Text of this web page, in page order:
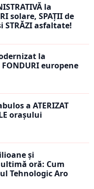
la
solare, SPAȚII de
STRĂZI asfaltate!
la
europene
a ATERIZAT
orașului
și
ultimă oră: Cum
Tehnologic Aro